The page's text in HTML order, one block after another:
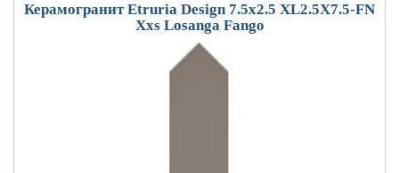
Керамогранит Etruria Design 7.5x2.5 XL2.5X7.5-FN
Xxs Losanga Fango